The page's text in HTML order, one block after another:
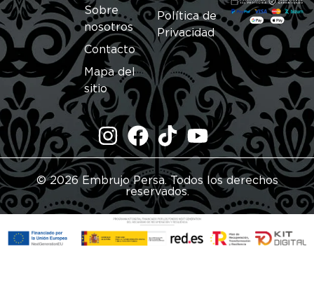
Sobre
nosotros
Contacto
Mapa del
sitio
Política de
Privacidad
© 2026 Embrujo Persa. Todos los derechos
reservados.